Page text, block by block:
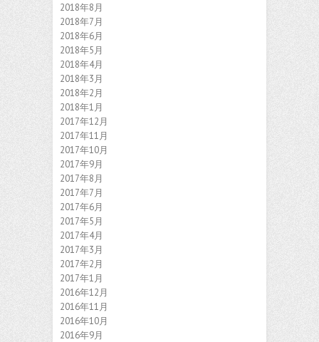
2018年8月
2018年7月
2018年6月
2018年5月
2018年4月
2018年3月
2018年2月
2018年1月
2017年12月
2017年11月
2017年10月
2017年9月
2017年8月
2017年7月
2017年6月
2017年5月
2017年4月
2017年3月
2017年2月
2017年1月
2016年12月
2016年11月
2016年10月
2016年9月